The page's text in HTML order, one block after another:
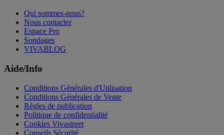
Qui sommes-nous?
Nous contacter
Espace Pro
Sondages
VIVABLOG
Aide/Info
Conditions Générales d'Utilisation
Conditions Générales de Vente
Règles de publication
Politique de confidentialité
Cookies Vivastreet
Conseils Sécurité